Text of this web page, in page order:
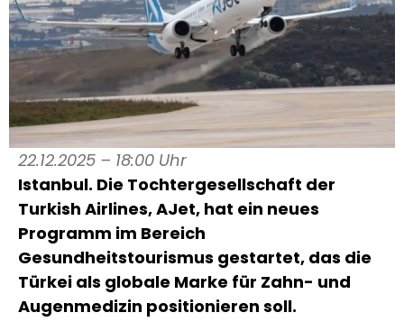
22.12.2025 – 18:00 Uhr
Istanbul. Die Tochtergesellschaft der
Turkish Airlines, AJet, hat ein neues
Programm im Bereich
Gesundheitstourismus gestartet, das die
Türkei als globale Marke für Zahn- und
Augenmedizin positionieren soll.